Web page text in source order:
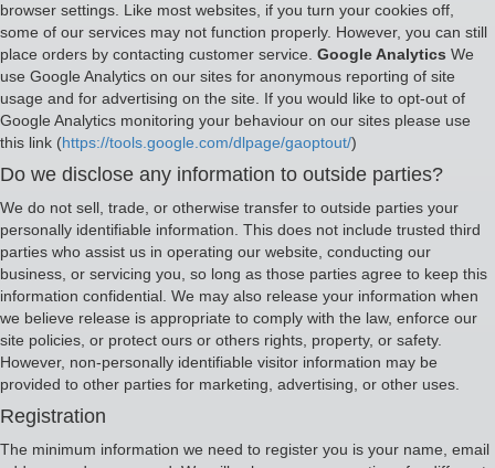
browser settings. Like most websites, if you turn your cookies off,
some of our services may not function properly. However, you can still
place orders by contacting customer service. Google Analytics We
use Google Analytics on our sites for anonymous reporting of site
usage and for advertising on the site. If you would like to opt-out of
Google Analytics monitoring your behaviour on our sites please use
this link (https://tools.google.com/dlpage/gaoptout/)
Do we disclose any information to outside parties?
We do not sell, trade, or otherwise transfer to outside parties your
personally identifiable information. This does not include trusted third
parties who assist us in operating our website, conducting our
business, or servicing you, so long as those parties agree to keep this
information confidential. We may also release your information when
we believe release is appropriate to comply with the law, enforce our
site policies, or protect ours or others rights, property, or safety.
However, non-personally identifiable visitor information may be
provided to other parties for marketing, advertising, or other uses.
Registration
The minimum information we need to register you is your name, email